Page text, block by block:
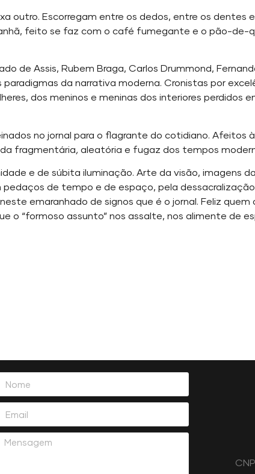
outro. Escorregam entre os dedos, entre os dentes
feito se faz com o café fumegante e o pão-de-
de Assis, Rubem Braga, Carlos Drummond,
da narrativa moderna. Cronistas por
dos meninos e meninas dos interiores perdidos
no jornal para o flagrante do cotidiano. Afeitos
fragmentária aleatória e fugaz dos tempos
e de súbita iluminação. Arte da visão, imagens
de tempo e de espaço, pela
emaranhado de signos que é o jornal. Feliz
o “formoso assunto” nos assalte, nos alimente de